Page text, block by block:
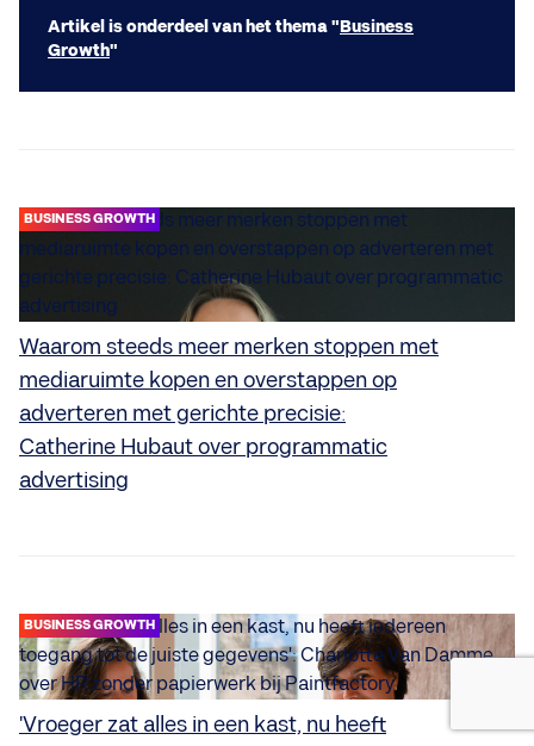
Artikel is onderdeel van het thema "Business
Growth"
BUSINESS GROWTH
Waarom steeds meer merken stoppen met
mediaruimte kopen en overstappen op
adverteren met gerichte precisie:
Catherine Hubaut over programmatic
advertising
BUSINESS GROWTH
'Vroeger zat alles in een kast, nu heeft